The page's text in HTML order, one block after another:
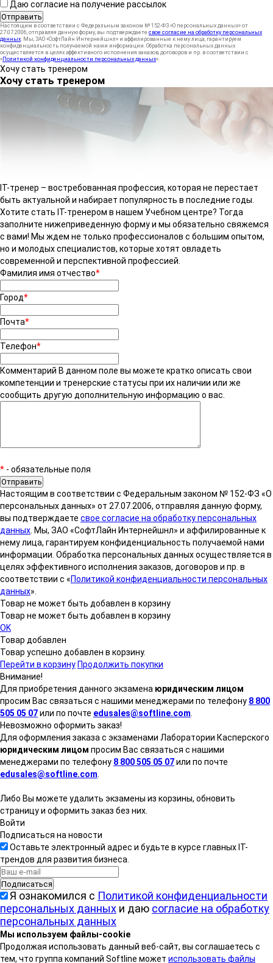
Даю согласие на получение рассылок
Отправить
Настоящим в соответствии с Федеральным законом № 152-ФЗ «О персональных данных» от
27.07.2006, отправляя данную форму, вы подтверждаете свое согласие на обработку персональных
данных . Мы, ЗАО «СофтЛайн Интернейшнл» и аффилированные к нему лица, гарантируем
конфиденциальность получаемой нами информации. Обработка персональных данных
осуществляется в целях эффективного исполнения заказов, договоров и пр. в соответствии с
« Политикой конфиденциальности персональных данных».
Хочу стать тренером
Хочу стать тренером
IT-тренер – востребованная профессия, которая не перестает
быть актуальной и набирает популярность в последние годы.
Хотите стать IT-тренером в нашем Учебном центре? Тогда
заполните нижеприведенную форму и мы обязательно свяжемся
с вами! Мы ждем не только профессионалов с большим опытом,
но и молодых специалистов, которые хотят овладеть
современной и перспективной профессией.
Фамилия имя отчество*
Город*
Почта*
Телефон*
Комментарий В данном поле вы можете кратко описать свои
компетенции и тренерские статусы при их наличии или же
сообщить другую дополнительную информацию о вас.
* - обязательные поля
Настоящим в соответствии с Федеральным законом № 152-ФЗ «О
персональных данных» от 27.07.2006, отправляя данную форму,
вы подтверждаете свое согласие на обработку персональных
данных . Мы, ЗАО «СофтЛайн Интернейшнл» и аффилированные к
нему лица, гарантируем конфиденциальность получаемой нами
информации. Обработка персональных данных осуществляется в
целях эффективного исполнения заказов, договоров и пр. в
соответствии с «Политикой конфиденциальности персональных
данных».
Товар не может быть добавлен в корзину
Товар не может быть добавлен в корзину
OK
Товар добавлен
Товар успешно добавлен в корзину.
Перейти в корзину Продолжить покупки
Внимание!
Для приобретения данного экзамена юридическим лицом
просим Вас связаться с нашими менеджерами по телефону 8 800
505 05 07или по почте edusales@softline.com
Невозможно оформить заказ!
Для оформления заказа с экзаменами Лаборатории Касперского
юридическим лицом просим Вас связаться с нашими
менеджерами по телефону 8 800 505 05 07или по почте
edusales@softline.com
Либо Вы можете удалить экзамены из корзины, обновить
страницу и оформить заказ без них.
Войти
Подписаться на новости
Оставьте электронный адрес и будьте в курсе главных IT-
трендов для развития бизнеса.
Я ознакомился с Политикой конфиденциальности
персональных данных и даю согласие на обработку
персональных данных
Мы используем файлы-cookie
Продолжая использовать данный веб-сайт, вы соглашаетесь с
тем, что группа компаний Softline может использовать файлы